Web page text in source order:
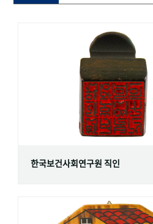
한국보건사회연구원 직인